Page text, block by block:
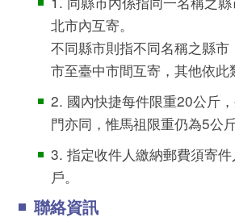
北市內互寄。
不同縣市則指不同名稱之縣
市至臺中市間互寄，其他依此
2. 國內快捷每件限重20公斤
門亦同，惟馬祖限重仍為5公斤
3. 指定收件人繳納郵費須寄
戶。
聯絡資訊